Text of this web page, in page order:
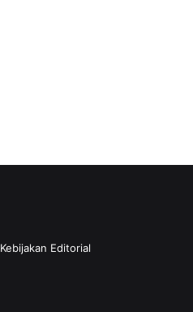
Kebijakan Editorial